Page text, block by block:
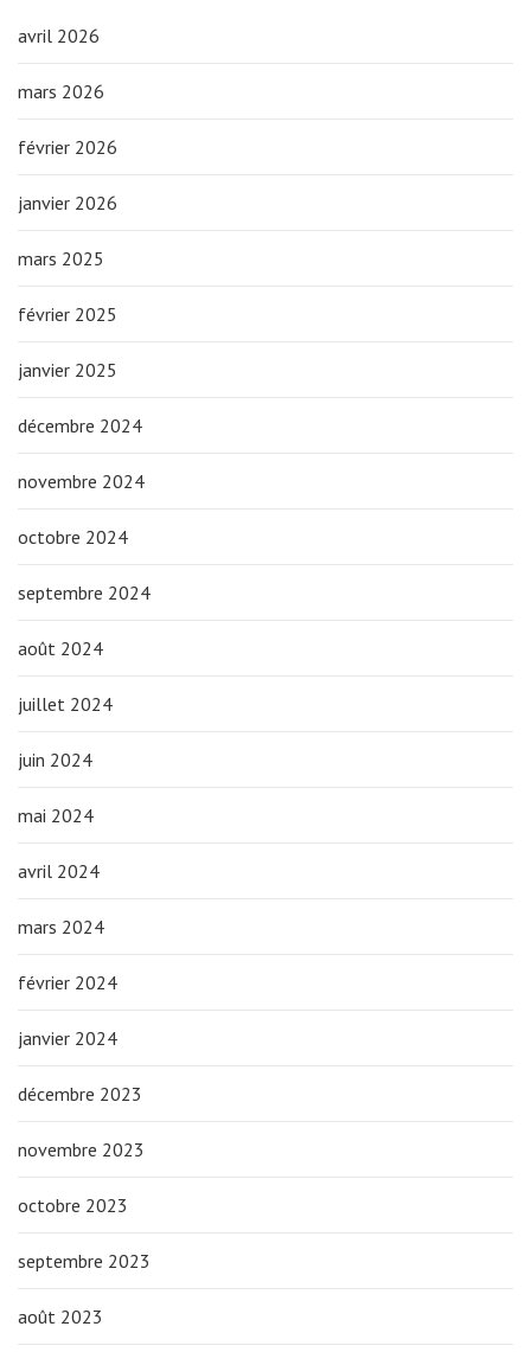
avril 2026
mars 2026
février 2026
janvier 2026
mars 2025
février 2025
janvier 2025
décembre 2024
novembre 2024
octobre 2024
septembre 2024
août 2024
juillet 2024
juin 2024
mai 2024
avril 2024
mars 2024
février 2024
janvier 2024
décembre 2023
novembre 2023
octobre 2023
septembre 2023
août 2023